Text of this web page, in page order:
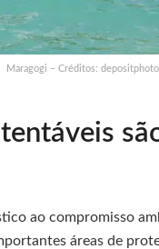
Maragogi – Créditos:
ao compromisso
áreas de